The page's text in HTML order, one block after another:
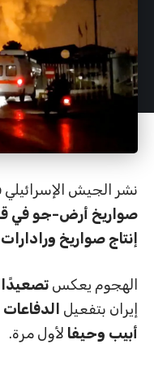
نشر الجيش
صواريخ أرض-جو في
إنتاج صواريخ ورادارات
الهجوم يعكس
إيران بتفعيل
أبيب وحيفا لأول مرة.